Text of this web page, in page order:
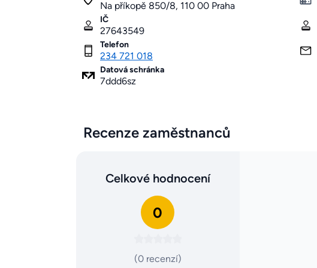
Na příkopě 850/8, 110 00 Praha
IČ
27643549
Telefon
234 721 018
Datová schránka
7ddd6sz
Recenze zaměstnanců
Celkové hodnocení
0
(0 recenzí)